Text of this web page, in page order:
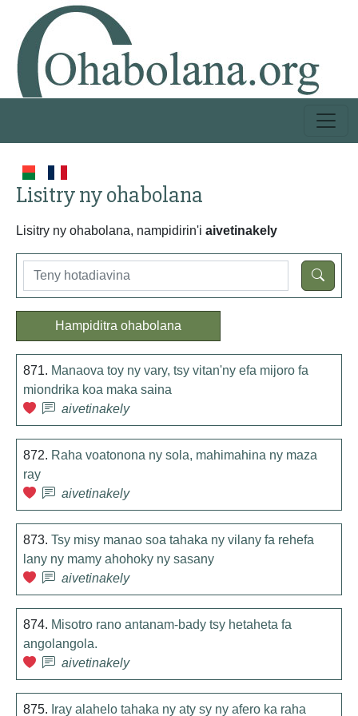
Lisitry ny ohabolana
Lisitry ny ohabolana, nampidirin'i aivetinakely
Hampiditra ohabolana
871. Manaova toy ny vary, tsy vitan'ny efa mijoro fa
miondrika koa maka saina
aivetinakely
872. Raha voatonona ny sola, mahimahina ny maza
ray
aivetinakely
873. Tsy misy manao soa tahaka ny vilany fa rehefa
lany ny mamy ahohoky ny sasany
aivetinakely
874. Misotro rano antanam-bady tsy hetaheta fa
angolangola.
aivetinakely
875. Iray alahelo tahaka ny aty sy ny afero ka raha